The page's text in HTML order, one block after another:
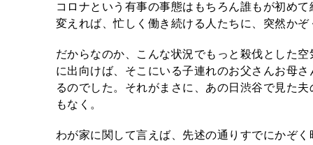
コロナという有事の事態はもちろん誰もが初め
変えれば、忙しく働き続ける人たちに、突然か
だからなのか、こんな状況でもっと殺伐とした
に出向けば、そこにいる子連れのお父さんお母
るのでした。それがまさに、あの日渋谷で見た
もなく。
わが家に関して言えば、先述の通りすでにかぞ